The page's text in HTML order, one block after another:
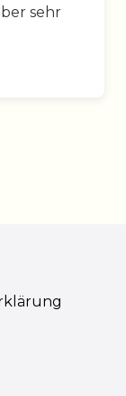
sehr